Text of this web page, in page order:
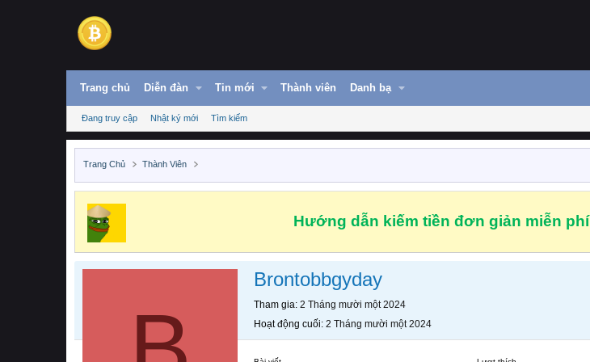
Trang chủ Diễn đàn Tin mới Thành viên Danh bạ
Đang truy cập Nhật ký mới Tìm kiếm
Trang Chủ Thành Viên
Hướng dẫn kiếm tiền đơn giản miễn phí
Brontobbgyday
Tham gia 2 Tháng mười một 2024
Hoạt động cuối 2 Tháng mười một 2024